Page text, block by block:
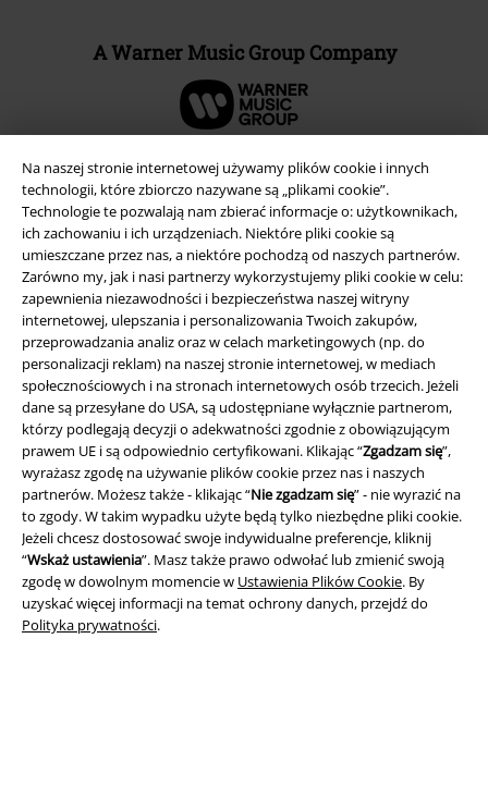
Na naszej stronie internetowej używamy plików cookie i innych
technologii, które zbiorczo nazywane są „plikami cookie”.
Technologie te pozwalają nam zbierać informacje o: użytkownikach,
ich zachowaniu i ich urządzeniach. Niektóre pliki cookie są
umieszczane przez nas, a niektóre pochodzą od naszych partnerów.
Zarówno my, jak i nasi partnerzy wykorzystujemy pliki cookie w celu:
zapewnienia niezawodności i bezpieczeństwa naszej witryny
internetowej, ulepszania i personalizowania Twoich zakupów,
przeprowadzania analiz oraz w celach marketingowych (np. do
personalizacji reklam) na naszej stronie internetowej, w mediach
społecznościowych i na stronach internetowych osób trzecich. Jeżeli
dane są przesyłane do USA, są udostępniane wyłącznie partnerom,
którzy podlegają decyzji o adekwatności zgodnie z obowiązującym
prawem UE i są odpowiednio certyfikowani. Klikając “Zgadzam się”,
wyrażasz zgodę na używanie plików cookie przez nas i naszych
partnerów. Możesz także - klikając “Nie zgadzam się” - nie wyrazić na
to zgody. W takim wypadku użyte będą tylko niezbędne pliki cookie.
Jeżeli chcesz dostosować swoje indywidualne preferencje, kliknij
“Wskaż ustawienia”. Masz także prawo odwołać lub zmienić swoją
zgodę w dowolnym momencie w Ustawienia Plików Cookie. By
uzyskać więcej informacji na temat ochrony danych, przejdź do
Polityka prywatności.
A Warner Music Group Company
Informacje prawne
Regulamin
Dane firmy
Polityka prywatności
Unieszkodliwianie odpadów i ochrona środowiska
Deklaracja Zgodności